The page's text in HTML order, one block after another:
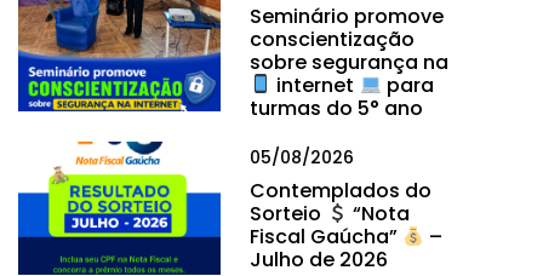
Seminário promove
conscientização
sobre segurança na
internet
para
turmas do 5° ano
05/08/2026
Contemplados do
Sorteio
“Nota
Fiscal Gaúcha”
–
Julho de 2026